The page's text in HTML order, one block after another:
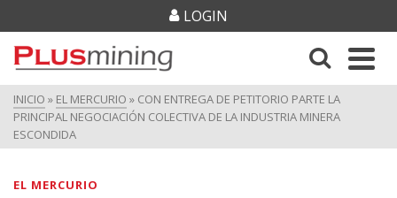
LOGIN
INICIO » EL MERCURIO » CON ENTREGA DE PETITORIO PARTE LA
PRINCIPAL NEGOCIACIÓN COLECTIVA DE LA INDUSTRIA MINERA
ESCONDIDA
EL MERCURIO